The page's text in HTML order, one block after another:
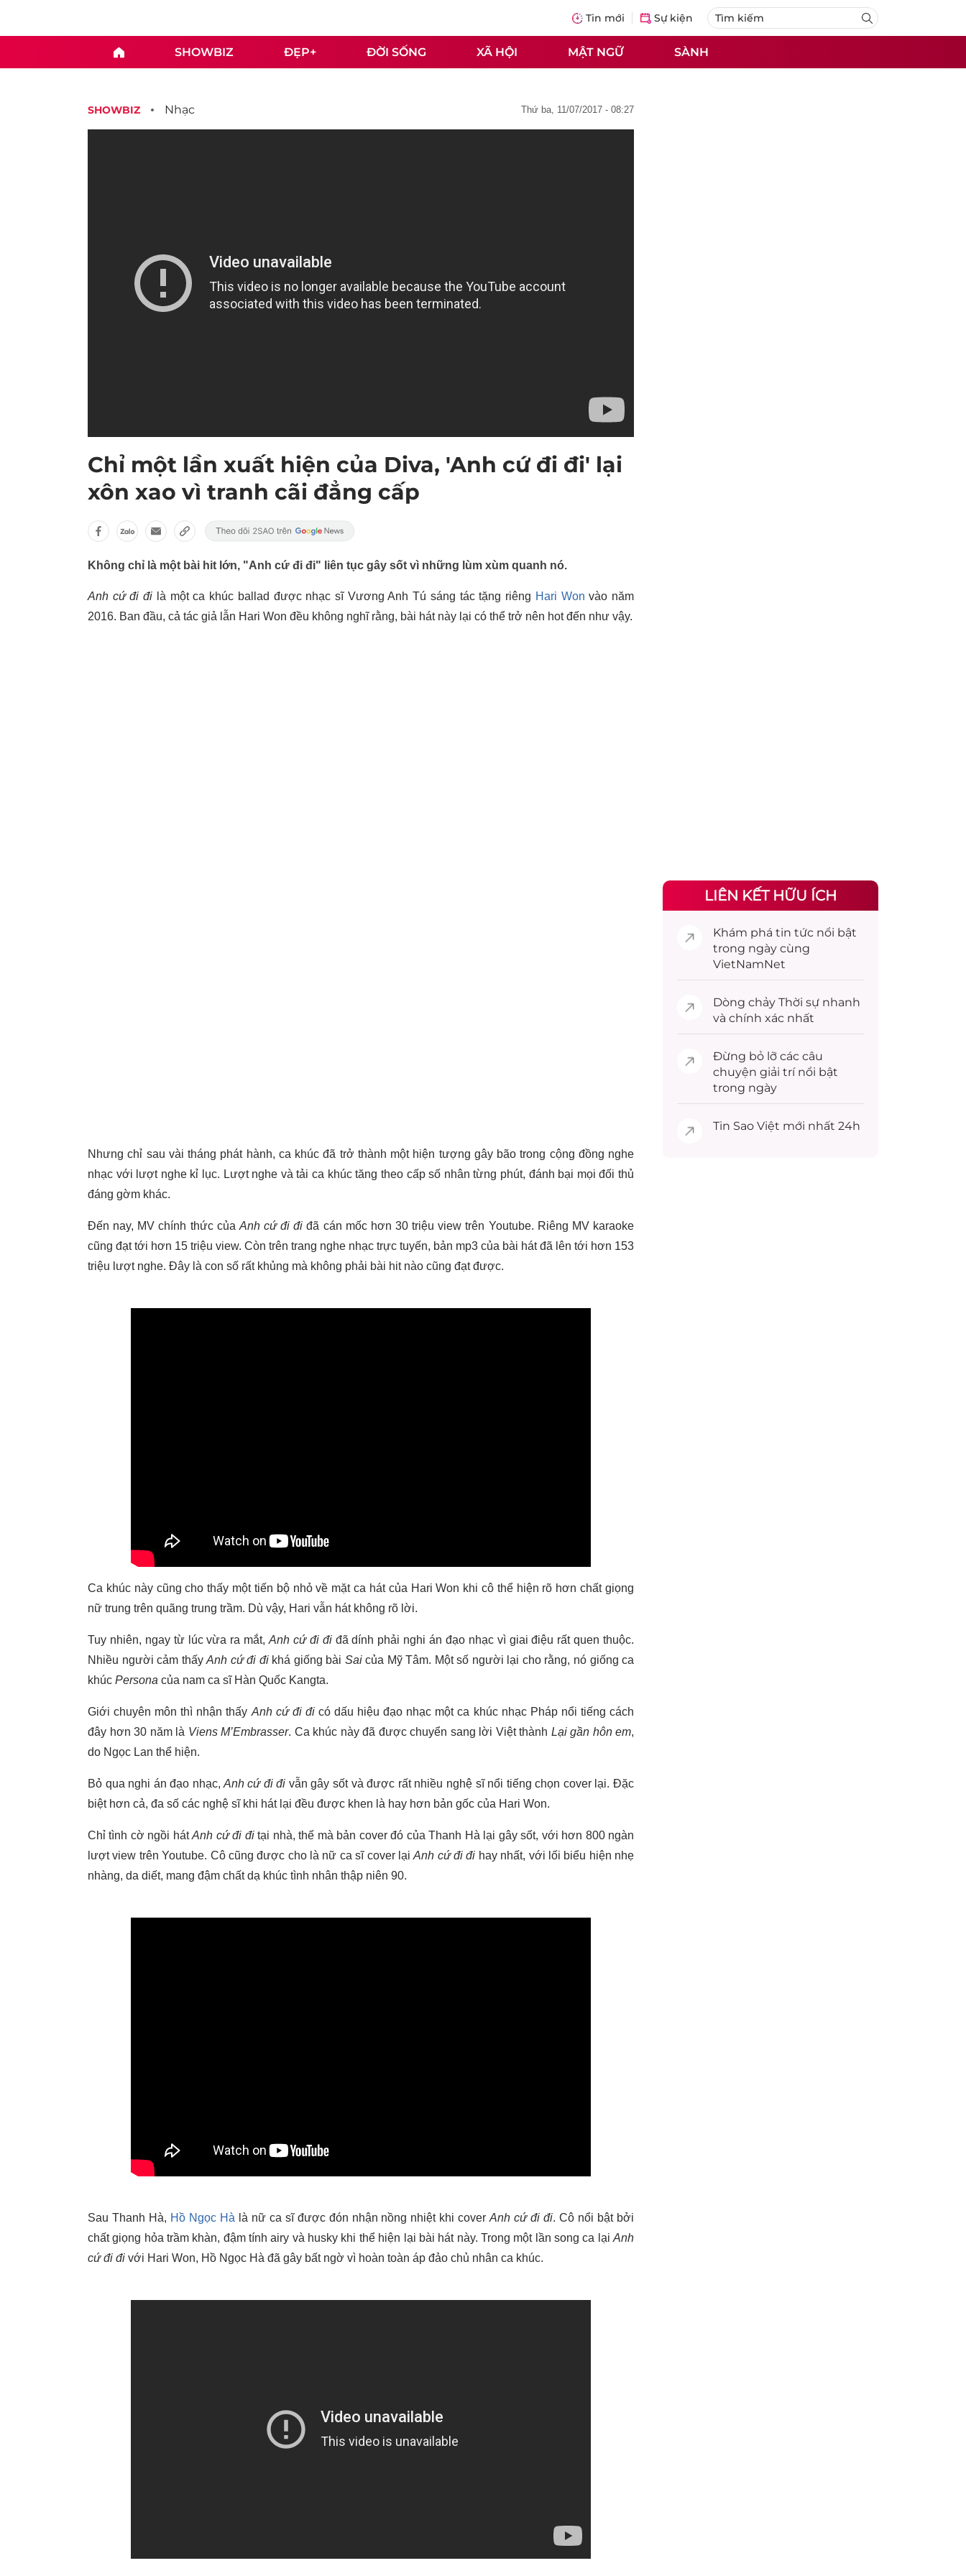
Tin mới Sự kiện
SHOWBIZ ĐẸP+ ĐỜI SỐNG XÃ HỘI MẬT NGỮ SÀNH
SHOWBIZ Nhạc thứ ba, 11/07/2017 - 08:27
Chỉ một lần xuất hiện của Diva, 'Anh cứ đi đi' lại
xôn xao vì tranh cãi đẳng cấp
Không chỉ là một bài hit lớn, "Anh cứ đi đi" liên tục gây sốt vì những lùm xùm quanh nó.
Anh cứ đi đi là một ca khúc ballad được nhạc sĩ Vương Anh Tú sáng tác tặng riêng Hari Won vào năm
2016. Ban đầu, cả tác giả lẫn Hari Won đều không nghĩ rằng, bài hát này lại có thể trở nên hot đến như vậy.
Nhưng chỉ sau vài tháng phát hành, ca khúc đã trở thành một hiện tượng gây bão trong cộng đồng nghe
nhạc với lượt nghe kỉ lục. Lượt nghe và tải ca khúc tăng theo cấp số nhân từng phút, đánh bại mọi đối thủ
đáng gờm khác.
Đến nay, MV chính thức của Anh cứ đi đi đã cán mốc hơn 30 triệu view trên Youtube. Riêng MV karaoke
cũng đạt tới hơn 15 triệu view. Còn trên trang nghe nhạc trực tuyến, bản mp3 của bài hát đã lên tới hơn 153
triệu lượt nghe. Đây là con số rất khủng mà không phải bài hit nào cũng đạt được.
Ca khúc này cũng cho thấy một tiến bộ nhỏ về mặt ca hát của Hari Won khi cô thể hiện rõ hơn chất giọng
nữ trung trên quãng trung trầm. Dù vậy, Hari vẫn hát không rõ lời.
Tuy nhiên, ngay từ lúc vừa ra mắt, Anh cứ đi điđã dính phải nghi án đạo nhạc vì giai điệu rất quen thuộc.
Nhiều người cảm thấyAnh cứ đi đikhá giống bài Saicủa Mỹ Tâm. Một số người lại cho rằng, nó giống ca
khúc Persona của nam ca sĩ Hàn Quốc Kangta.
Giới chuyên môn thì nhận thấy Anh cứ đi đi có dấu hiệu đạo nhạc một ca khúc nhạc Pháp nổi tiếng cách
đây hơn 30 năm là Viens M’Embrasser. Ca khúc này đã được chuyển sang lời Việt thành Lại gần hôn em,
do Ngọc Lan thể hiện.
Bỏ qua nghi án đạo nhạc, Anh cứ đi đi vẫn gây sốt và được rất nhiều nghệ sĩ nổi tiếng chọn cover lại. Đặc
biệt hơn cả, đa số các nghệ sĩ khi hát lại đều được khen là hay hơn bản gốc của Hari Won.
Chỉ tình cờ ngồi hátAnh cứ đi đitại nhà, thế mà bản cover đó của Thanh Hà lại gây sốt, với hơn 800 ngàn
lượt view trên Youtube. Cô cũng được cho là nữ ca sĩ cover lạiAnh cứ đi đi hay nhất, với lối biểu hiện nhẹ
nhàng, da diết, mang đậm chất dạ khúc tình nhân thập niên 90.
Sau Thanh Hà, Hồ Ngọc Hà là nữ ca sĩ được đón nhận nồng nhiệt khi coverAnh cứ đi đi. Cô nổi bật bởi
chất giọng hỏa trầm khàn, đậm tính airy và husky khi thể hiện lại bài hát này. Trong một lần song ca lại Anh
cứ đi đi với Hari Won, Hồ Ngọc Hà đã gây bất ngờ vì hoàn toàn áp đảo chủ nhân ca khúc.
LIÊN KẾT HỮU ÍCH
Khám phá tin tức nổi bật
trong ngày cùng
VietNamNet
Dòng chảy Thời sự nhanh
và chính xác nhất
Đừng bỏ lỡ các câu
chuyện giải trínổi bật
trong ngày
Tin Sao Việt mới nhất 24h